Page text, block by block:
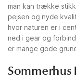
man kan trække
pejsen og nyde
hvor naturen er i
ned i gear og
er mange gode
Sommerhus